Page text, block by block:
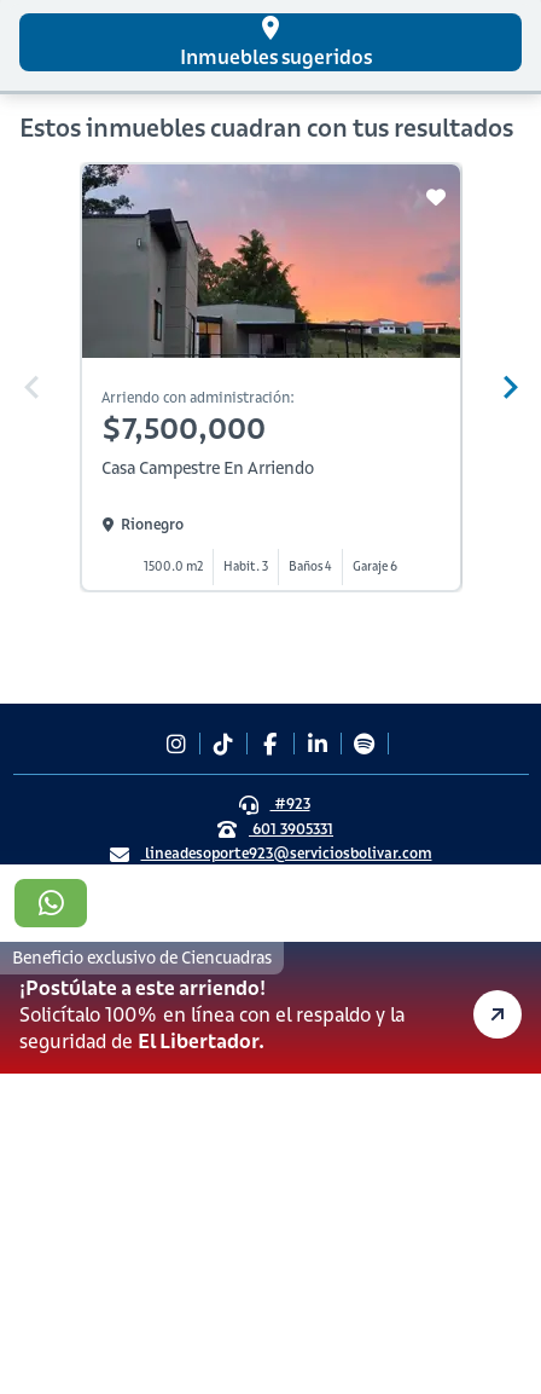
Beneficio exclusivo de Ciencuadras
¡Postúlate a este arriendo!
Solicítalo 100% en línea con el respaldo y la
seguridad de El Libertador.
place
Inmuebles sugeridos
Estos inmuebles cuadran con tus resultados
Arriendo con administración:
$7,500,000
Casa Campestre En Arriendo
Rionegro
1500.0 m2 Habit. 3 Baños 4 Garaje 6
#923
601 3905331
lineadesoporte923@serviciosbolivar.com
Políticas de Cookies
Términos y Condiciones
Política de Tratamiento de Datos Personales